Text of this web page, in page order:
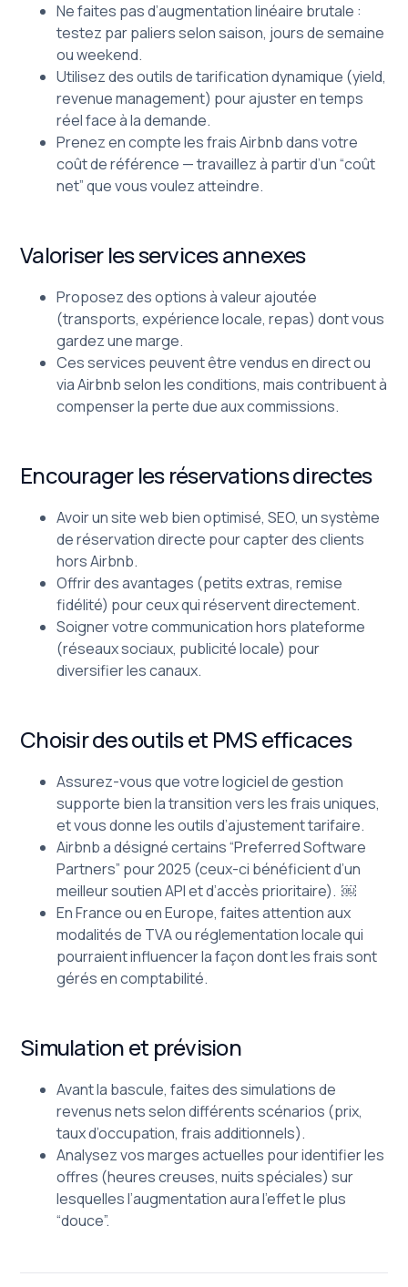
Ne faites pas d’augmentation linéaire brutale :
testez par paliers selon saison, jours de semaine
ou weekend.
Utilisez des outils de tarification dynamique (yield,
revenue management) pour ajuster en temps
réel face à la demande.
Prenez en compte les frais Airbnb dans votre
coût de référence — travaillez à partir d’un “coût
net” que vous voulez atteindre.
Valoriser les services annexes
Proposez des options à valeur ajoutée
(transports, expérience locale, repas) dont vous
gardez une marge.
Ces services peuvent être vendus en direct ou
via Airbnb selon les conditions, mais contribuent à
compenser la perte due aux commissions.
Encourager les réservations directes
Avoir un site web bien optimisé, SEO, un système
de réservation directe pour capter des clients
hors Airbnb.
Offrir des avantages (petits extras, remise
fidélité) pour ceux qui réservent directement.
Soigner votre communication hors plateforme
(réseaux sociaux, publicité locale) pour
diversifier les canaux.
Choisir des outils et PMS efficaces
Assurez-vous que votre logiciel de gestion
supporte bien la transition vers les frais uniques,
et vous donne les outils d’ajustement tarifaire.
Airbnb a désigné certains “Preferred Software
Partners” pour 2025 (ceux-ci bénéficient d’un
meilleur soutien API et d’accès prioritaire). ￼
En France ou en Europe, faites attention aux
modalités de TVA ou réglementation locale qui
pourraient influencer la façon dont les frais sont
gérés en comptabilité.
Simulation et prévision
Avant la bascule, faites des simulations de
revenus nets selon différents scénarios (prix,
taux d’occupation, frais additionnels).
Analysez vos marges actuelles pour identifier les
offres (heures creuses, nuits spéciales) sur
lesquelles l’augmentation aura l’effet le plus
“douce”.